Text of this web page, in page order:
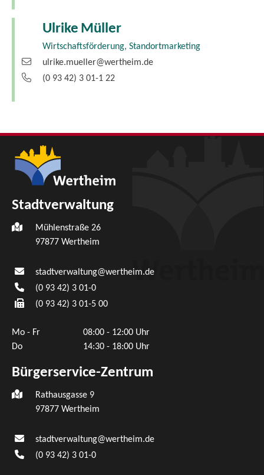
Ulrike Müller
Wirtschaftsförderung, Standortmarketing
ulrike.mueller@wertheim.de
(0 93 42) 3 01-1 22
Stadtverwaltung
Mühlenstraße 26
97877 Wertheim
stadtverwaltung@wertheim.de
(0 93 42) 3 01-0
(0 93 42) 3 01-5 00
Mo - Fr
08:00 - 12:00 Uhr
Do
14:30 - 18:00 Uhr
Bürgerservice-Zentrum
Rathausgasse 9
97877 Wertheim
stadtverwaltung@wertheim.de
(0 93 42) 3 01-0